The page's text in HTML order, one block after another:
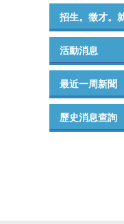
招生。徵才。
活動消息
最近一周新聞
歷史消息查詢